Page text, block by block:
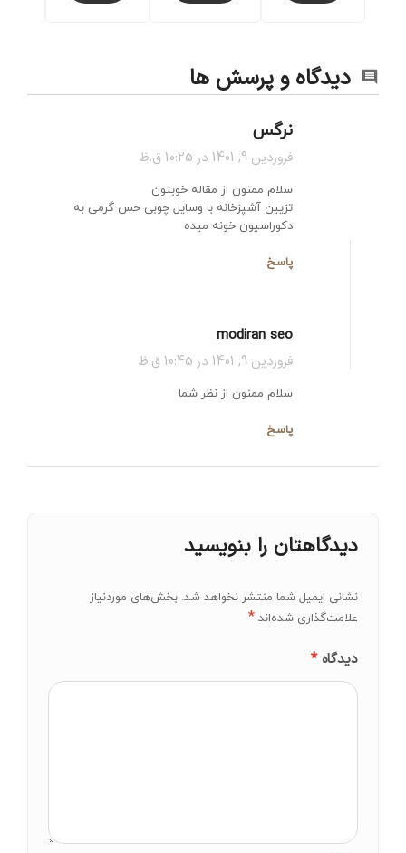
دیدگاه و پرسش ها
نرگس
فروردین 9, 1401 در 10:25 ق.ظ
سلام ممنون از مقاله خوبتون
تزیین آشپزخانه با وسایل چوبی حس گرمی به
دکوراسیون خونه میده
پاسخ
modiran seo
فروردین 9, 1401 در 10:45 ق.ظ
سلام ممنون از نظر شما
پاسخ
دیدگاهتان را بنویسید
نشانی ایمیل شما منتشر نخواهد شد. بخش‌های موردنیاز
علامت‌گذاری شده‌اند *
دیدگاه*